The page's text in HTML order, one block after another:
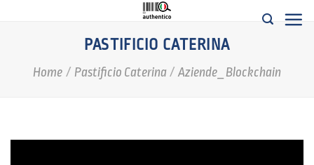
PASTIFICIO CATERINA
Home / Pastificio Caterina / Aziende_Blockchain